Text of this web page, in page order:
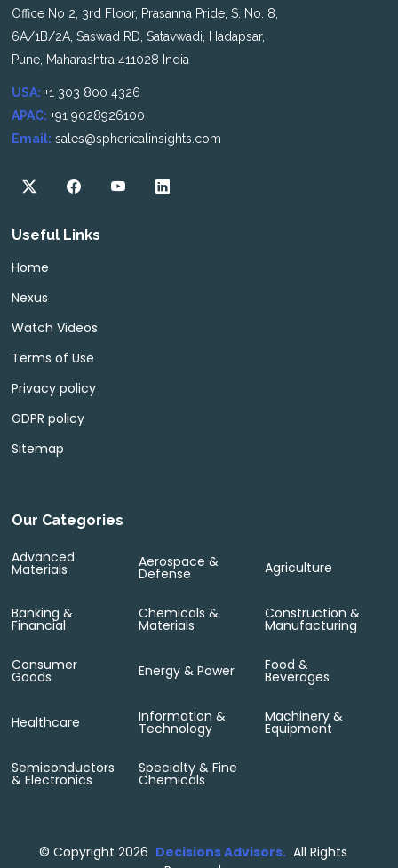
Office No 2, 3rd Floor, Prasanna Pride, S. No. 8,
6A/1B/2A, Saswad RD, Satavwadi, Hadapsar,
Pune, Maharashtra 411028 India
USA: +1 303 800 4326
APAC: +91 9028926100
Email: sales@sphericalinsights.com
Useful Links
Home
Nexus
Watch Videos
Terms of Use
Privacy policy
GDPR policy
Sitemap
Our Categories
Advanced
Materials Aerospace &
Defense Agriculture
Banking &
Financial
Chemicals &
Materials
Construction &
Manufacturing
Consumer
Goods Energy & Power Food &
Beverages
Healthcare Information &
Technology
Machinery &
Equipment
Semiconductors
& Electronics
Specialty & Fine
Chemicals
© Copyright 2026 Decisions Advisors. All Rights